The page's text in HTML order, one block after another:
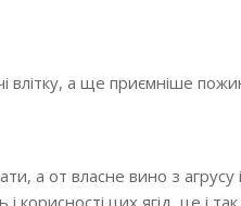
влітку, а ще приємніше
а от власне вино з агрусу
корисності цих ягід, це і